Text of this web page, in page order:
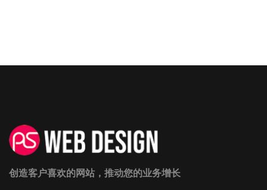
创造客户喜欢的网站，推动您的业务增长